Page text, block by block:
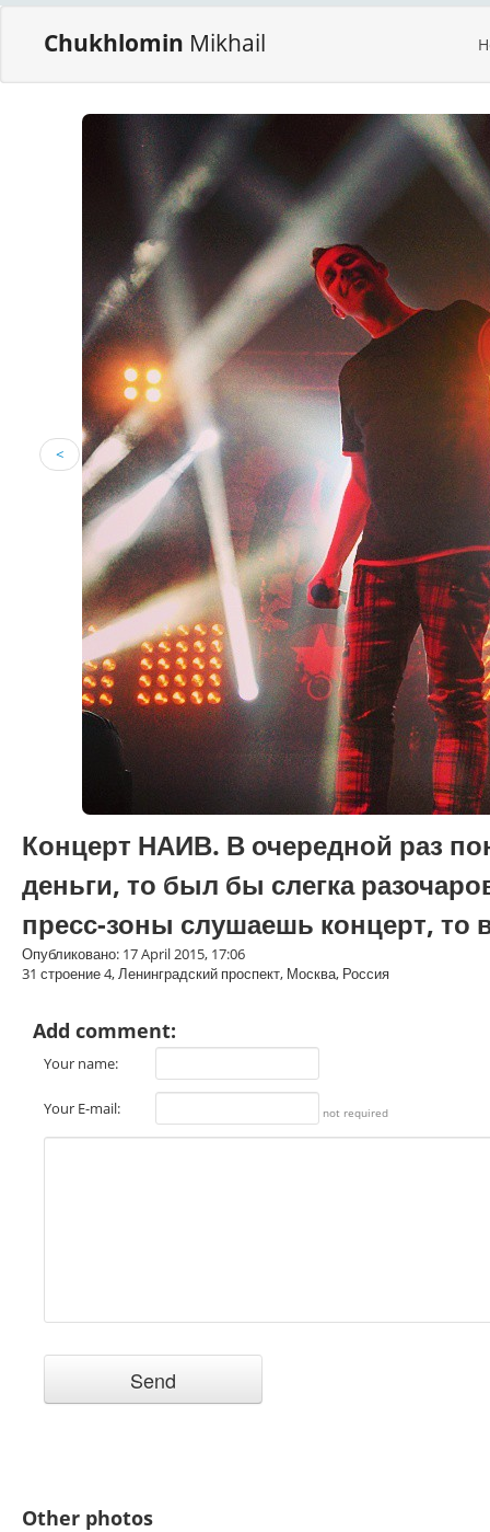
Chukhlomin Mikhail
<
Концерт НАИВ. В очередной раз
деньги, то был бы слегка
пресс-зоны слушаешь концерт, то
Опубликовано: 17 April 2015, 17:06
31 строение 4, Ленинградский проспект, Москва, Россия
Add comment:
Your name:
Your E-mail: not required
Other photos